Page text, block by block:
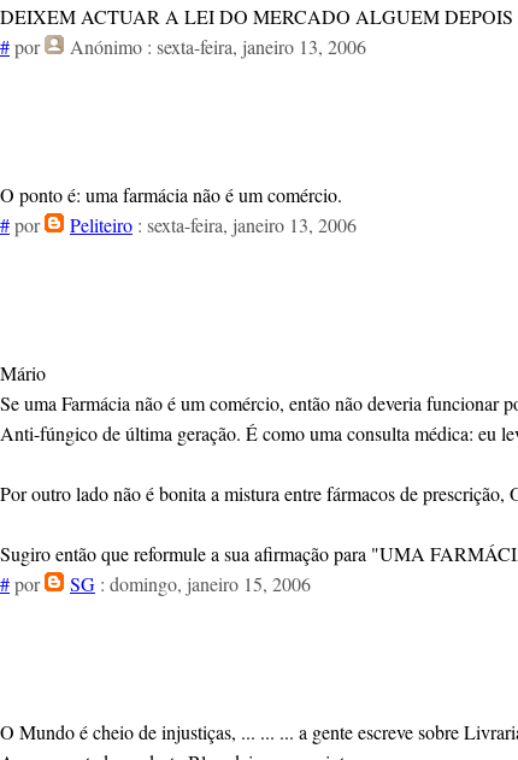
DEIXEM ACTUAR A LEI DO MERCADO ALGUEM DEPOIS
#por Anónimo : sexta-feira, janeiro 13, 2006
O ponto é: uma farmácia não é um comércio.
#por Peliteiro : sexta-feira, janeiro 13, 2006
Mário
Se uma Farmácia não é um comércio, então não deveria funcionar
Anti-fúngico de última geração. É como uma consulta médica: eu
Por outro lado não é bonita a mistura entre fármacos de
Sugiro então que reformule a sua afirmação para "UMA
#por SG : domingo, janeiro 15, 2006
O Mundo é cheio de injustiças, ... ... ... a gente escreve sobre